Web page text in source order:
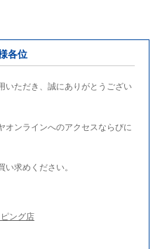
各位
いただき、誠にありがとうござい
オンラインへのアクセスならびに
求めください。
ング店